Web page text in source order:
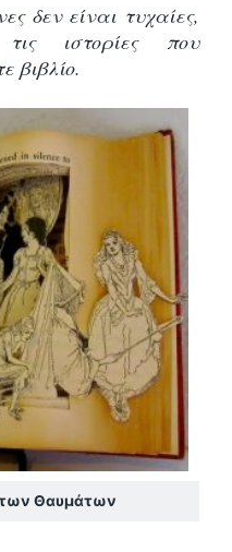
δεν είναι τυχαίες,
ιστορίες που
βιβλίο.
Θαυμάτων